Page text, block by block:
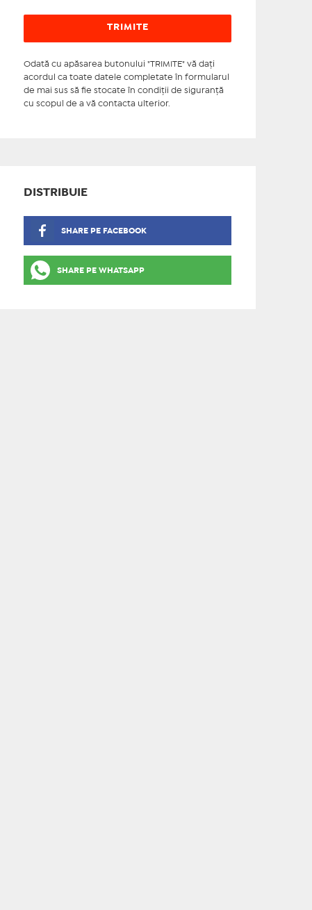
Odată cu apăsarea butonului "TRIMITE" vă daţi
acordul ca toate datele completate în formularul
de mai sus să fie stocate în condiţii de siguranţă
cu scopul de a vă contacta ulterior.
DISTRIBUIE
SHARE PE FACEBOOK
SHARE PE WHATSAPP